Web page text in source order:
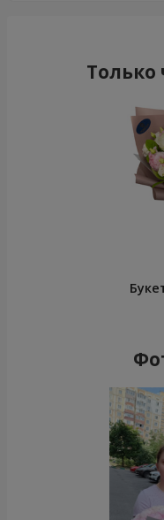
Только